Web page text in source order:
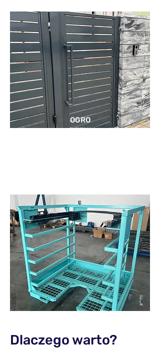
OGRO
DZENI
Dlaczego warto?